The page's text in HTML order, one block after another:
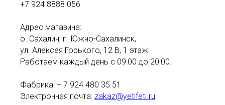
+7 924 8888 056
Адрес магазина:
о. Сахалин, г. Южно-Сахалинск,
ул. Алексея Горького, 12 В, 1 этаж.
Работаем каждый день с 09:00 до 20:00.
Фабрика: + 7 924 480 35 51
Электронная почта: zakaz@yetifeti.ru